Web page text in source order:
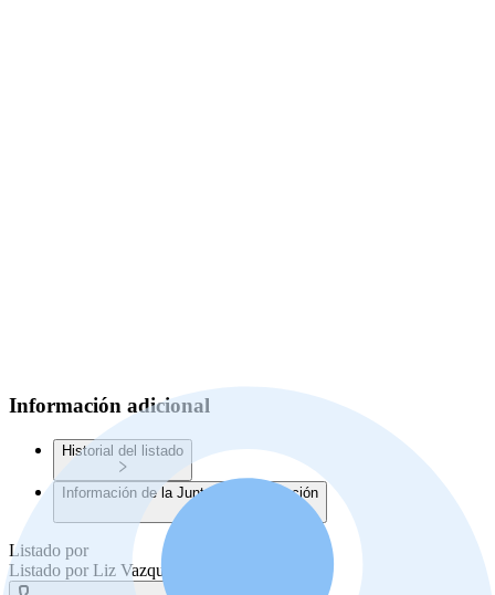
Información adicional
Historial del listado
Información de la Junta de Planificación
Listado por
Listado por Liz Vazquez